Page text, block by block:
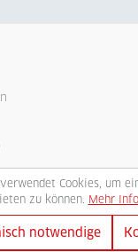
Cookies, um
zu können. Mehr
notwendige